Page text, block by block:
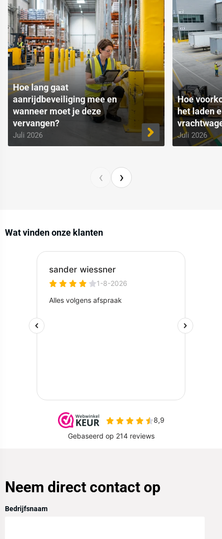
Hoe lang gaat
aanrijdbeveiliging mee en
wanneer moet je deze
vervangen?
Juli 2026
Hoe
het laden
Juli 2026
‹ ›
Wat vinden onze klanten
Neem direct contact op
Bedrijfsnaam